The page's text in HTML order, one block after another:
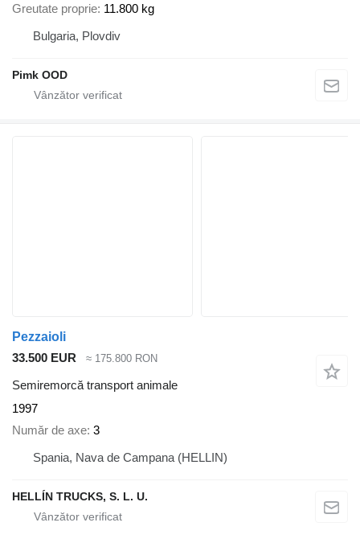
Greutate proprie 11.800 kg
Bulgaria, Plovdiv
Pimk OOD
Pezzaioli
33.500 EUR
≈ 175.800 RON
Semiremorcă transport animale
1997
Număr de axe 3
Spania, Nava de Campana (HELLIN)
HELLÍN TRUCKS, S. L. U.